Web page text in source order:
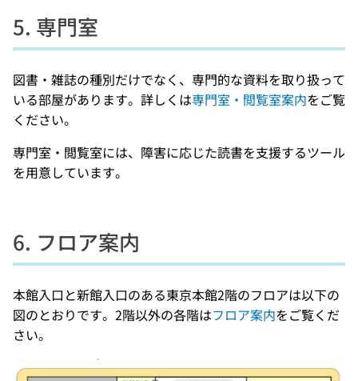
5. 専門室
図書・雑誌の種別だけでなく、専門的な資料を取り扱って
いる部屋があります。詳しくは専門室・閲覧室案内をご覧
ください。
専門室・閲覧室には、障害に応じた読書を支援するツール
を用意しています。
6. フロア案内
本館入口と新館入口のある東京本館2階のフロアは以下の
図のとおりです。2階以外の各階はフロア案内をご覧くだ
さい。